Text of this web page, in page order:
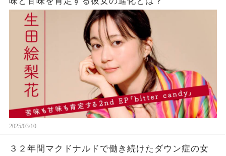
2025/03/10
３２年間マクドナルドで働き続けたダウン症の女